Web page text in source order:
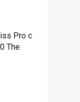
Pro с
The